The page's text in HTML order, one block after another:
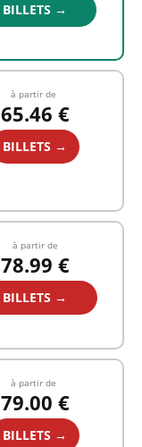
BILLETS →
à partir de
65.46 €
BILLETS →
à partir de
78.99 €
BILLETS →
à partir de
79.00 €
BILLETS →